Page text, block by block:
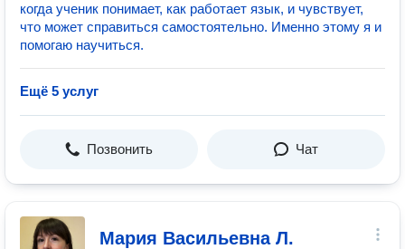
когда ученик понимает, как работает язык, и чувствует,
что может справиться самостоятельно. Именно этому я и
помогаю научиться.
Ещё 5 услуг
Позвонить Чат
Мария Васильевна Л.